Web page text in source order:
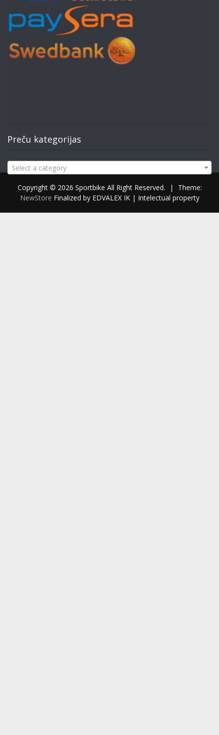
Preču kategorijas
Select a category
Copyright © 2026 Sportbike All Right Reserved. |
Theme:
NewStore Finalized by EDVALEX IK | Intelectual property